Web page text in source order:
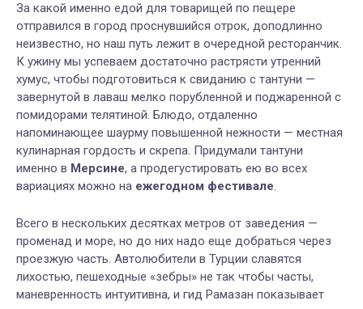
За какой именно едой для товарищей по пещере
отправился в город проснувшийся отрок, доподлинно
неизвестно, но наш путь лежит в очередной ресторанчик.
К ужину мы успеваем достаточно растрясти утренний
хумус, чтобы подготовиться к свиданию с тантуни —
завернутой в лаваш мелко порубленной и поджаренной с
помидорами телятиной. Блюдо, отдаленно
напоминающее шаурму повышенной нежности — местная
кулинарная гордость и скрепа. Придумали тантуни
именно в Мерсине, а продегустировать ею во всех
вариациях можно на ежегодном фестивале.
Всего в нескольких десятках метров от заведения —
променад и море, но до них надо еще добраться через
проезжую часть. Автолюбители в Турции славятся
лихостью, пешеходные «зебры» не так чтобы часты,
маневренность интуитивна, и гид Рамазан показывает